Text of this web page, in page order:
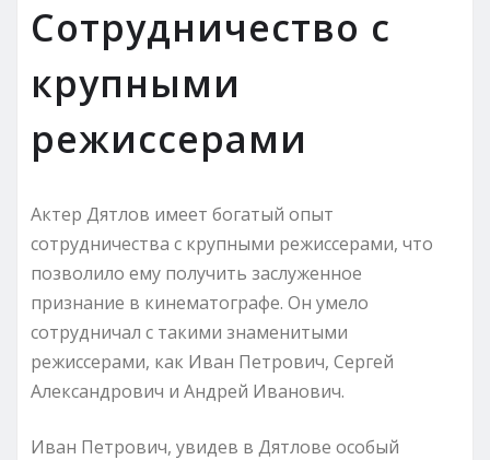
Сотрудничество с
крупными
режиссерами
Актер Дятлов имеет богатый опыт
сотрудничества с крупными режиссерами, что
позволило ему получить заслуженное
признание в кинематографе. Он умело
сотрудничал с такими знаменитыми
режиссерами, как Иван Петрович, Сергей
Александрович и Андрей Иванович.
Иван Петрович, увидев в Дятлове особый